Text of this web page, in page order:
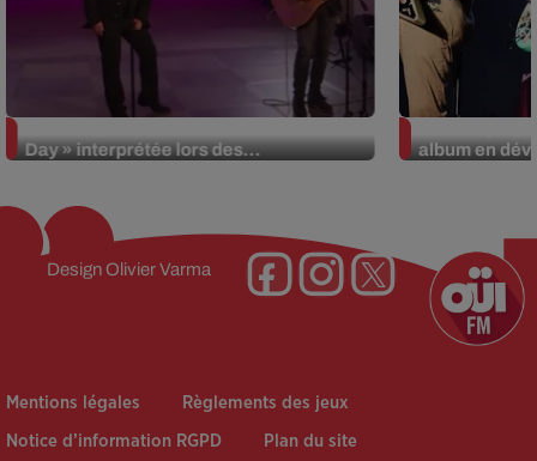
Day » interprétée lors des...
album en
Design Olivier Varma
Mentions légales Règlements des jeux
Notice d’information RGPD Plan du site